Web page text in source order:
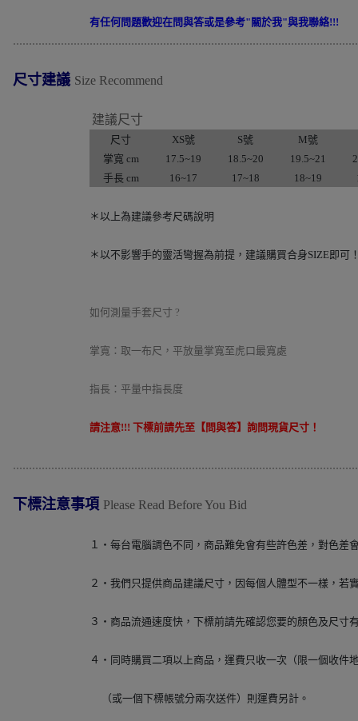
有任何問題歡迎在問與答或是參考"關於我"與我聯絡!!!
尺寸建議 Size Recommend
建議尺寸
尺寸 XS號 S號
M號
掌寬 cm
17.5~19 18.5~20 19.5~21
手長 cm
16~17 17~18 18~19
＊以上為建議參考尺碼說明
＊以不影響手的靈活彎握為前提，建議購買合身SIZE即可
如何測量手套尺寸 ?
掌寬：取一布尺，平放量掌寬至虎口最寬處
指長：平量中指長度
請注意!!! 下標前請先至【問與答】詢問現貨尺寸！
下標注意事項 Please Read Before You Bid
１‧每台電腦調色不同，商品難免會有些許色差，對色差
２‧我們只提供商品建議尺寸，因每個人體型不一樣，若
３‧商品流通速度快，下標前請先確認您要的顏色及尺寸
４‧同時購買二項以上商品，運費只收一次（限一個收件
（或一個下標帳號分兩次送件）則運費另計。